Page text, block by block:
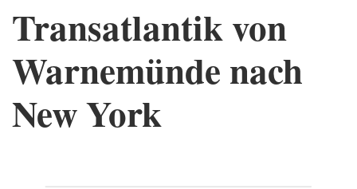
Transatlantik von
Warnemünde nach
New York